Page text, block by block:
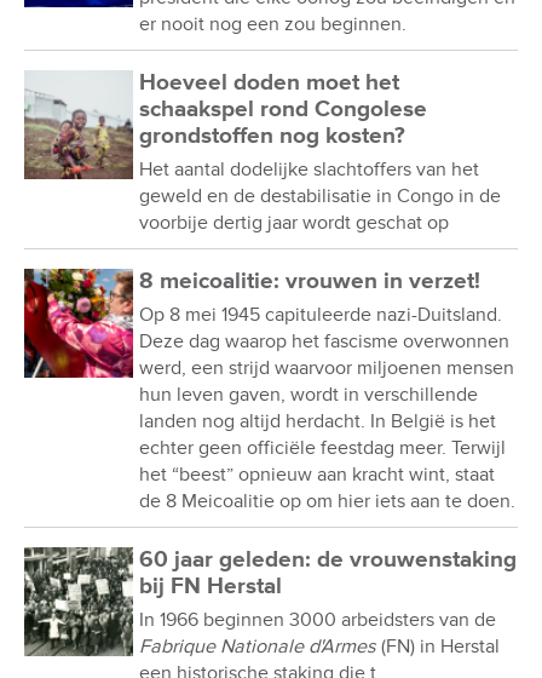
er nooit nog een zou beginnen.
Hoeveel doden moet het
schaakspel rond Congolese
grondstoffen nog kosten?
Het aantal dodelijke slachtoffers van het
geweld en de destabilisatie in Congo in de
voorbije dertig jaar wordt geschat op
8 meicoalitie: vrouwen in verzet!
Op 8 mei 1945 capituleerde nazi-Duitsland.
Deze dag waarop het fascisme overwonnen
werd, een strijd waarvoor miljoenen mensen
hun leven gaven, wordt in verschillende
landen nog altijd herdacht. In België is het
echter geen officiële feestdag meer. Terwijl
het “beest” opnieuw aan kracht wint, staat
de 8 Meicoalitie op om hier iets aan te doen.
60 jaar geleden: de vrouwenstaking
bij FN Herstal
In 1966 beginnen 3000 arbeidsters van de
Fabrique Nationale d'Armes (FN) in Herstal
een historische staking die t